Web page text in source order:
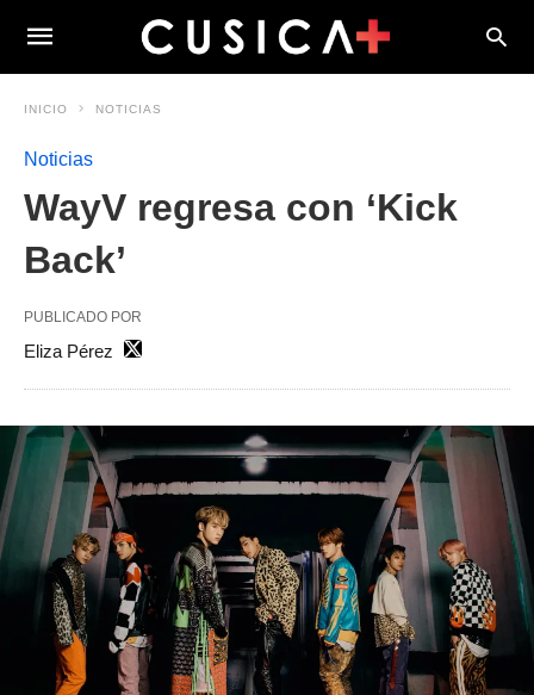
INICIO NOTICIAS
Noticias
WayV regresa con ‘Kick
Back’
PUBLICADO POR
Eliza Pérez